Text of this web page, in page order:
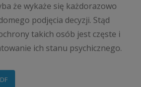
że wykaże się każdorazowo
podjęcia decyzji. Stąd
takich osób jest częste i
ich stanu psychicznego.